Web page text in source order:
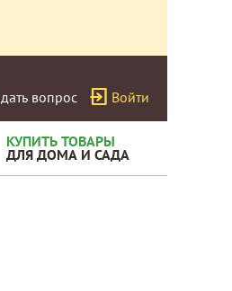
вопрос Войти
КУПИТЬ ТОВАРЫ
ДЛЯ ДОМА И САДА